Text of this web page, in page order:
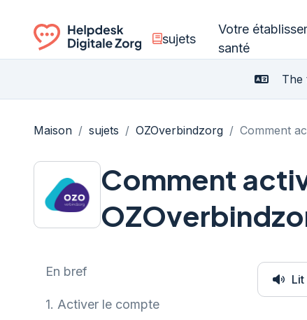
Ga naar de homepagina
sujets
Votre
santé
The
Maison / sujets / OZOverbindzorg / Comment
Comment
En bref
1. Activer le compte
Lit